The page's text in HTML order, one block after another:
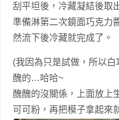
刮平坦後，冷藏凝結後取
準備淋第二次鏡面巧克力
然流下後冷藏就完成了。
(我因為只是試做，所以
醜的…哈哈~
醜醜的沒關係，上面放上
可可粉，再把模子拿起來